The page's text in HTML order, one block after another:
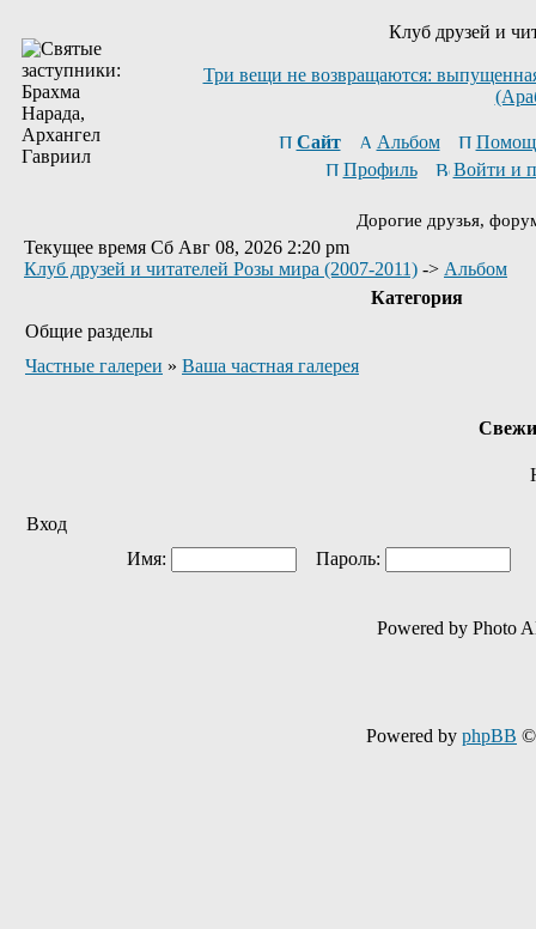
Клуб друзей и
Три вещи не возвращаются:
Сайт Альбом
Профиль
Войти и
Дорогие друзья,
Текущее время Сб Авг 08, 2026 2:20 pm
Клуб друзей и читателей Розы мира (2007-2011) -> Альбом
Категория
Общие разделы
Частные галереи » Ваша частная галерея
Вход
Имя:
Пароль:
Powered by Photo
Powered by phpBB ©